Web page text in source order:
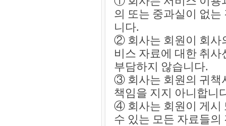
의 또는 중과실이 없
니다.
② 회사는 회원이 회사
비스 자료에 대한 취
부담하지 않습니다.
③ 회사는 회원의 귀책
책임을 지지 아니합니
④ 회사는 회원이 게시
수 있는 모든 자료들